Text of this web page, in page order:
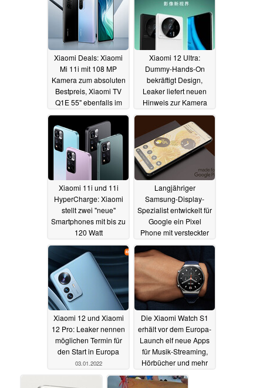
Xiaomi Deals: Xiaomi
Mi 11i mit 108 MP
Kamera zum absoluten
Bestpreis, Xiaomi TV
Q1E 55" ebenfalls im
Angebot07.01.2022
Xiaomi 12 Ultra:
Dummy-Hands-On
bekräftigt Design,
Leaker liefert neuen
Hinweis zur Kamera
und Analyse deutet auf
Launch als Mix 5
06.01.2022
Xiaomi 11i und 11i
HyperCharge: Xiaomi
stellt zwei "neue"
Smartphones mit bis zu
120 Watt
Ladegeschwindigkeit
vor06.01.2022
Langjähriger
Samsung-Display-
Spezialist entwickelt für
Google ein Pixel
Phone mit versteckter
Dual-Front-Kamera
03.01.2022
Xiaomi 12 und Xiaomi
12 Pro: Leaker nennen
möglichen Termin für
den Start in Europa
03.01.2022
Die Xiaomi Watch S1
erhält vor dem Europa-
Launch elf neue Apps
für Musik-Streaming,
Hörbücher und mehr
03.01.2022